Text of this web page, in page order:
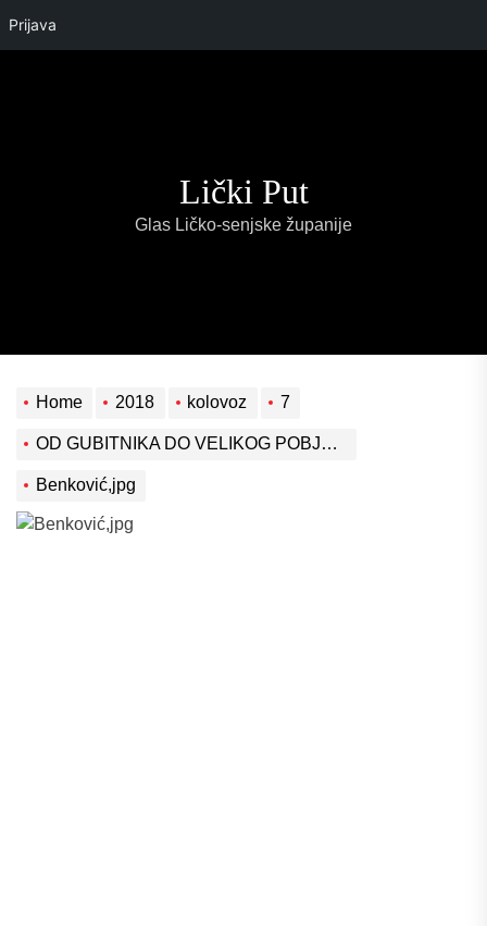
Prijava
Lički Put
Glas Ličko-senjske županije
Home 2018 kolovoz 7
OD GUBITNIKA DO VELIKOG POBJEDNIKA
Benković,jpg